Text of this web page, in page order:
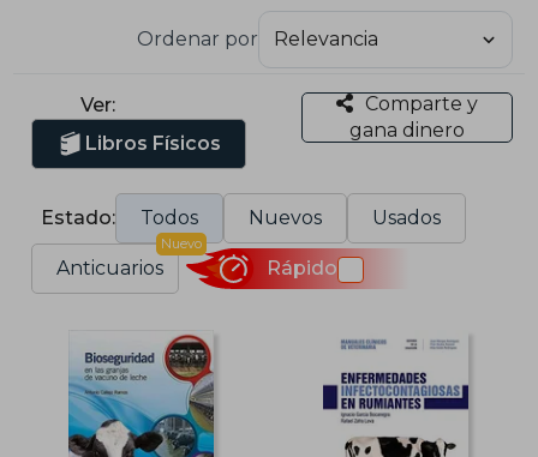
Ordenar por
Ver:
Libros Físicos
Comparte y
gana dinero
Estado: Todos Nuevos Usados
Anticuarios
Nuevo
Rápido